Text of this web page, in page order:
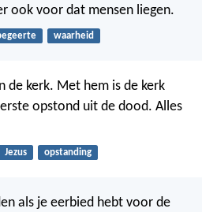
ook voor dat mensen liegen.
waarheid
de kerk. Met hem is de kerk
opstond uit de dood. Alles
Jezus opstanding
als je eerbied hebt voor de